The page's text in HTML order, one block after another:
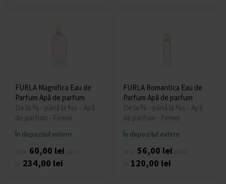
FURLA Magnifica Eau de
Parfum Apă de parfum
De la % - până la %s - Apă
de parfum - Femei
În depozitul extern
60,00 lei
234,00 lei
FURLA Romantica Eau de
Parfum Apă de parfum
De la % - până la %s - Apă
de parfum - Femei
În depozitul extern
56,00 lei
120,00 lei